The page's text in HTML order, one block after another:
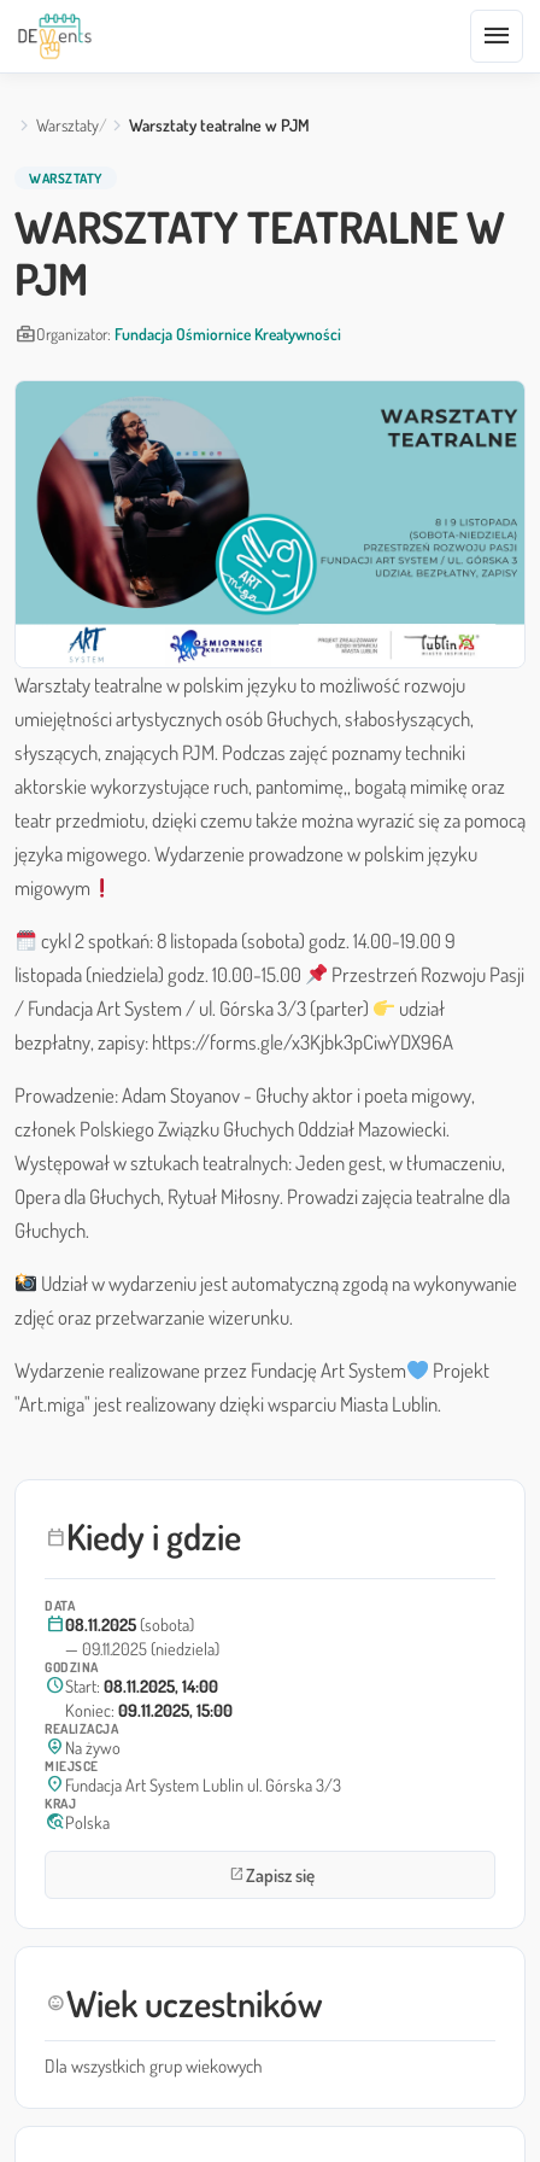
menu
Warsztaty Warsztaty teatralne w PJM
WARSZTATY
WARSZTATY TEATRALNE W
PJM
business_centerOrganizator: Fundacja Ośmiornice Kreatywności
calendar_todayKiedy i gdzie
DATA
calendar_today08.11.2025 (sobota)
— 09.11.2025 (niedziela)
GODZINA
scheduleStart: 08.11.2025, 14:00
Koniec: 09.11.2025, 15:00
REALIZACJA
person_pin_circle Na żywo
MIEJSCE
location_on Fundacja Art System Lublin ul. Górska 3/3
KRAJ
travel_explorePolska
open_in_newZapisz się
child_careWiek uczestników
Dla wszystkich grup wiekowych
Warsztaty teatralne w polskim języku to możliwość rozwoju
umiejętności artystycznych osób Głuchych, słabosłyszących,
słyszących, znających PJM. Podczas zajęć poznamy techniki
aktorskie wykorzystujące ruch, pantomimę,, bogatą mimikę oraz
teatr przedmiotu, dzięki czemu także można wyrazić się za pomocą
języka migowego. Wydarzenie prowadzone w polskim języku
migowym
cykl 2 spotkań: 8 listopada (sobota) godz. 14.00-19.00 9
listopada (niedziela) godz. 10.00-15.00
Przestrzeń Rozwoju Pasji
/ Fundacja Art System / ul. Górska 3/3 (parter)
udział
bezpłatny, zapisy: https://forms.gle/x3Kjbk3pCiwYDX96A
Prowadzenie: Adam Stoyanov - Głuchy aktor i poeta migowy,
członek Polskiego Związku Głuchych Oddział Mazowiecki.
Występował w sztukach teatralnych: Jeden gest, w tłumaczeniu,
Opera dla Głuchych, Rytuał Miłosny. Prowadzi zajęcia teatralne dla
Głuchych.
Udział w wydarzeniu jest automatyczną zgodą na wykonywanie
zdjęć oraz przetwarzanie wizerunku.
Wydarzenie realizowane przez Fundację Art System
Projekt
"Art.miga" jest realizowany dzięki wsparciu Miasta Lublin.